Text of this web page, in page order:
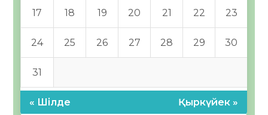
17 18 19 20 21 22 23
24 25 26 27 28 29 30
31
« Шілде Қыркүйек »